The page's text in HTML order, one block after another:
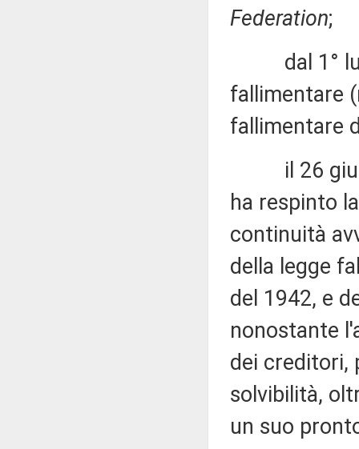
Federation;
dal 1°
fallimentare
fallimentare
il 26
ha respinto
continuità
della legge
del 1942, e
nonostante
dei creditori,
solvibilità,
un suo